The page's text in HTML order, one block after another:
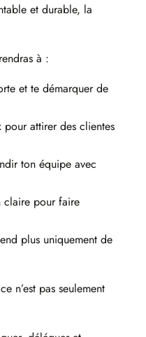
et durable, la
à :
et te démarquer de
attirer des clientes
ton équipe avec
claire pour faire
plus uniquement de
n’est pas seulement